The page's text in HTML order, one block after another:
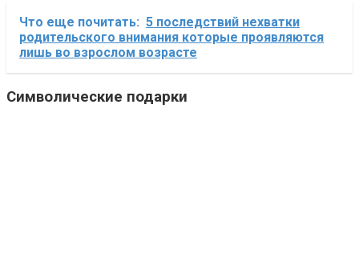
Что еще почитать: 5 последствий нехватки
родительского внимания которые проявляются
лишь во взрослом возрасте
Символические подарки